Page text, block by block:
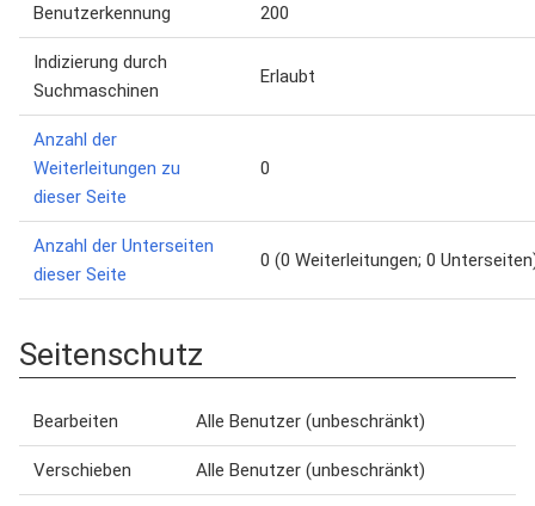
Benutzerkennung 200
Indizierung durch
Suchmaschinen
Erlaubt
Anzahl der
Weiterleitungen zu
dieser Seite
0
Anzahl der Unterseiten
dieser Seite
0 (0 Weiterleitungen; 0
Seitenschutz
Bearbeiten Alle Benutzer (unbeschränkt)
Verschieben Alle Benutzer (unbeschränkt)